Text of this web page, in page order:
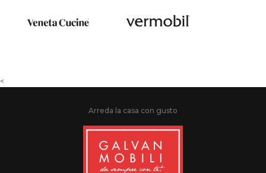
<
Arreda la casa con gusto